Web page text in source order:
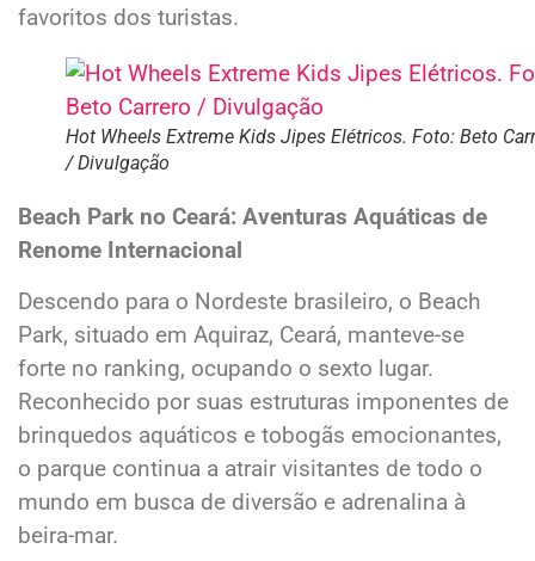
favoritos dos turistas.
Hot Wheels Extreme Kids Jipes Elétricos. Foto: Beto
/ Divulgação
Beach Park no Ceará: Aventuras Aquáticas de
Renome Internacional
Descendo para o Nordeste brasileiro, o Beach
Park, situado em Aquiraz, Ceará, manteve-se
forte no ranking, ocupando o sexto lugar.
Reconhecido por suas estruturas imponentes de
brinquedos aquáticos e tobogãs emocionantes,
o parque continua a atrair visitantes de todo o
mundo em busca de diversão e adrenalina à
beira-mar.